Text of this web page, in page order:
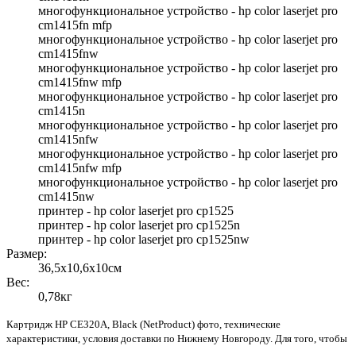
многофункциональное устройство - hp color laserjet pro
cm1415fn mfp
многофункциональное устройство - hp color laserjet pro
cm1415fnw
многофункциональное устройство - hp color laserjet pro
cm1415fnw mfp
многофункциональное устройство - hp color laserjet pro
cm1415n
многофункциональное устройство - hp color laserjet pro
cm1415nfw
многофункциональное устройство - hp color laserjet pro
cm1415nfw mfp
многофункциональное устройство - hp color laserjet pro
cm1415nw
принтер - hp color laserjet pro cp1525
принтер - hp color laserjet pro cp1525n
принтер - hp color laserjet pro cp1525nw
Размер:
36,5x10,6x10см
Вес:
0,78кг
Картридж HP CE320A, Black (NetProduct) фото, технические
характеристики, условия доставки по Нижнему Новгороду. Для того, чтобы